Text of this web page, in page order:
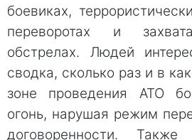
боевиках,
переворотах и
обстрелах. Людей
сводка, сколько раз и в
зоне проведения АТО
огонь, нарушая режим
договоренности. Также